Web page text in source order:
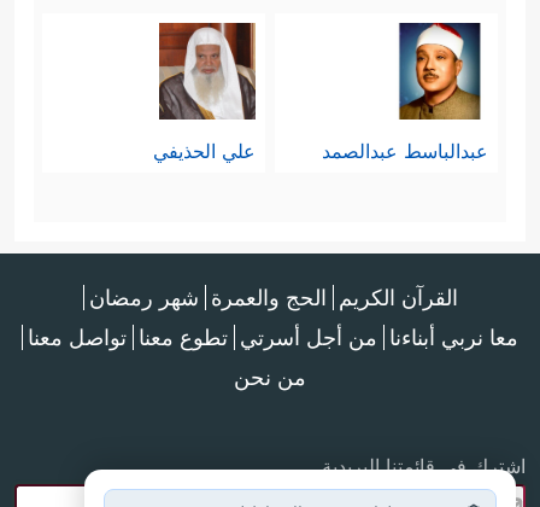
عبدالباسط عبدالصمد علي الحذيفي
القرآن الكريم الحج والعمرة شهر رمضان
معا نربي أبناءنا من أجل أسرتي تطوع معنا تواصل معنا
من نحن
اشترك في قائمتنا البريدية